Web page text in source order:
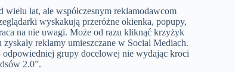
lat, ale współczesnym reklamodawcom
wyskakują przeróżne okienka, popupy,
na nie uwagi. Może od razu kliknąć krzyżyk
reklamy umieszczane w Social Mediach.
grupy docelowej nie wydając kroci
2.0”.